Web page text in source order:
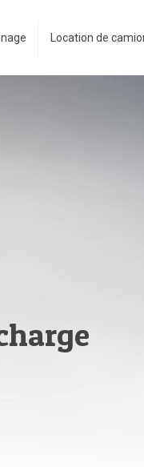
Location de